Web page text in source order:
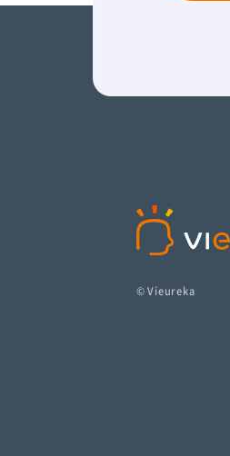
© Vieureka